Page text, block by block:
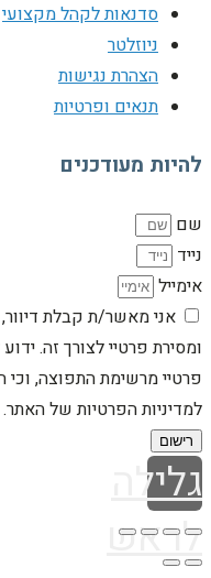
סדנאות לקהל מקצועי
ניוזלטר
הצהרת נגישות
תנאים ופרטיות
להיות מעודכנים
שם
נייד
אימייל
אני מאשר/ת קבלת דיוור,
ומסירת פרטיי לצורך זה.
פרטיי מרשימת התפוצה,
למדיניות הפרטיות של האתר.
רישום
גלילה
לראש